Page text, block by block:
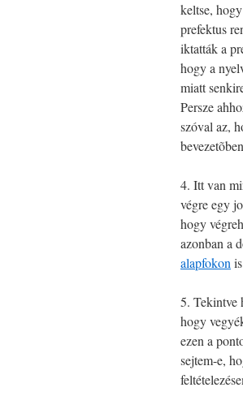
keltse,
prefektus
iktatták a
hogy a
miatt
Persze
szóval az,
4. Itt van
végre egy
hogy
azonban a
alapfokon
5. Tekintve
hogy
ezen a
sejtem-e,